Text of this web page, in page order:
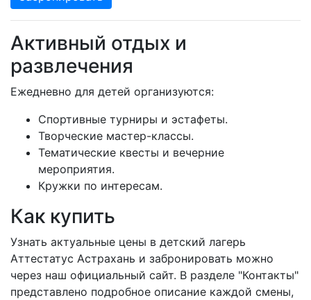
Активный отдых и
развлечения
Ежедневно для детей организуются:
Спортивные турниры и эстафеты.
Творческие мастер-классы.
Тематические квесты и вечерние
мероприятия.
Кружки по интересам.
Как купить
Узнать актуальные цены в детский лагерь
Аттестатус Астрахань и забронировать можно
через наш официальный сайт. В разделе "Контакты"
представлено подробное описание каждой смены,